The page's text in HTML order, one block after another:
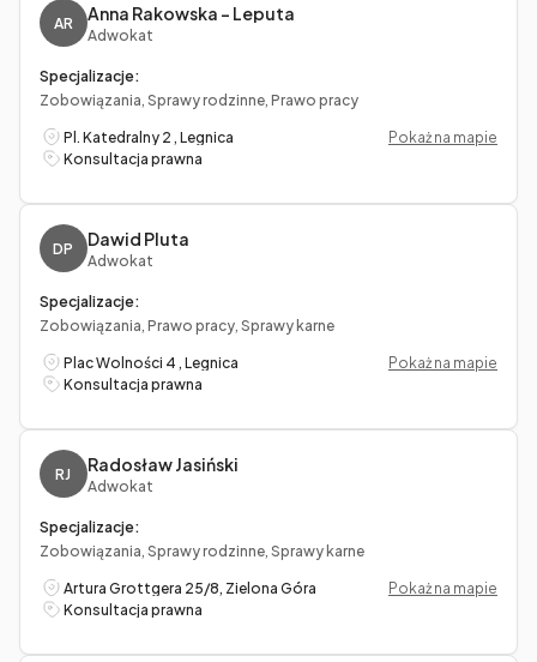
AR Anna Rakowska – Leputa
Adwokat
Specjalizacje:
Zobowiązania, Sprawy rodzinne, Prawo pracy
Pl. Katedralny 2 , Legnica
Pokaż na mapie
Konsultacja prawna
DP Dawid Pluta
Adwokat
Specjalizacje:
Zobowiązania, Prawo pracy, Sprawy karne
Plac Wolności 4 , Legnica
Pokaż na mapie
Konsultacja prawna
RJ Radosław Jasiński
Adwokat
Specjalizacje:
Zobowiązania, Sprawy rodzinne, Sprawy karne
Artura Grottgera 25/8, Zielona Góra
Pokaż na mapie
Konsultacja prawna